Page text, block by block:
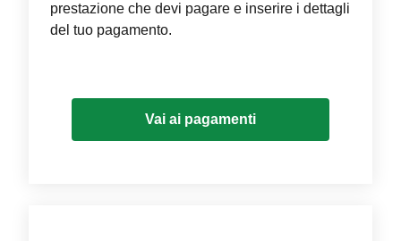
prestazione che devi pagare e inserire i dettagli
del tuo pagamento.
Vai ai pagamenti